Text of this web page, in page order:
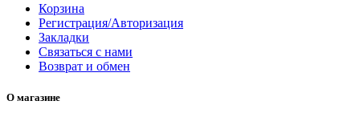
Корзина
Регистрация/Авторизация
Закладки
Связаться с нами
Возврат и обмен
О магазине